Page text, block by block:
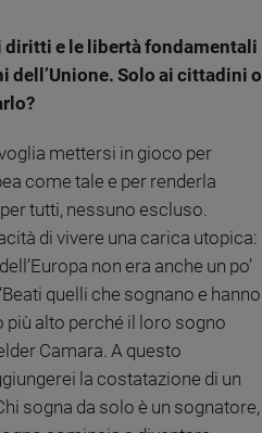
diritti e le libertà fondamentali
dell’Unione. Solo ai cittadini o
mettersi in gioco per
come tale e per renderla
tutti, nessuno escluso.
di vivere una carica utopica:
non era anche un po’
quelli che sognano e hanno
più alto perché il loro sogno
Camara. A questo
la costatazione di un
sogna da solo è un sognatore,